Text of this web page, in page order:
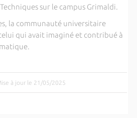
sur le campus Grimaldi.
la communauté universitaire
qui avait imaginé et contribué à
à jour le 21/05/2025